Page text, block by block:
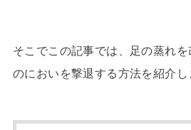
そこでこの記事では、足の蒸れ
のにおいを撃退する方法を紹介し